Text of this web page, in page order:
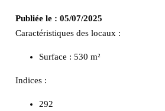
Publiée le : 05/07/2025
Caractéristiques des locaux :
Surface : 530 m²
Indices :
292